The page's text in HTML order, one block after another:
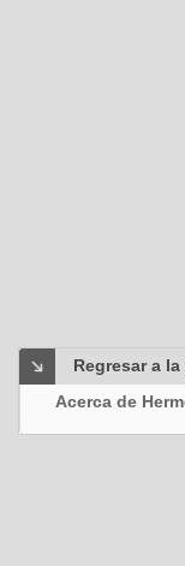
Regresar a
Acerca de